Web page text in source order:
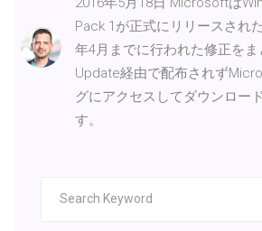
Pack 1が正式にリリースされ
年4月までに行われた修正を
Update経由で配布されず
グにアクセスしてダウンロー
す。